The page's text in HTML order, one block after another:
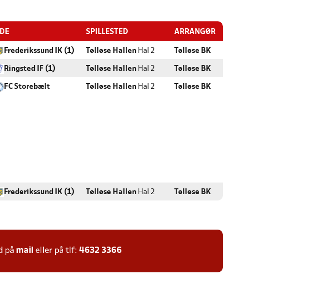
SPILLESTED ARRANGØR
Frederikssund IK (1) Tølløse Hallen Hal 2 Tølløse BK
Ringsted IF (1) Tølløse Hallen Hal 2 Tølløse BK
FC Storebælt Tølløse Hallen Hal 2 Tølløse BK
Frederikssund IK (1) Tølløse Hallen Hal 2 Tølløse BK
på mail eller på tlf: 4632 3366